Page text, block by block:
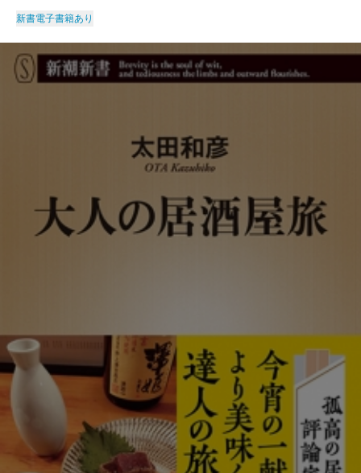
新書電子書籍あり